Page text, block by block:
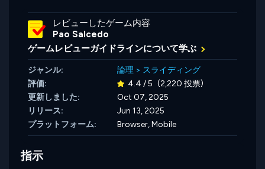
レビューしたゲーム内容
Pao Salcedo
ゲームレビューガイドラインについて学ぶ
ジャンル: 論理 > スライディング
評価:
4.4 / 5 (2,220 投票)
更新しました:
Oct 07, 2025
リリース:
Jun 13, 2025
プラットフォーム:
Browser, Mobile
指示